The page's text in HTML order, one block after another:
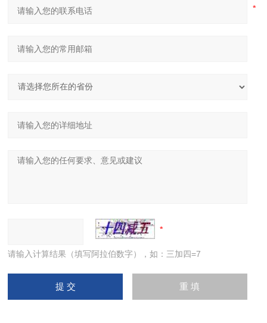
请输入计算结果（填写阿拉伯数字），如：三加四=7